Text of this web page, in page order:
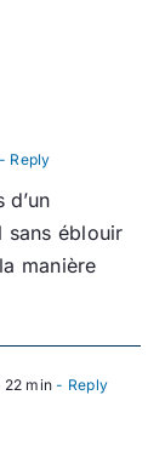
- Reply
sans éblouir
manière
22 min - Reply